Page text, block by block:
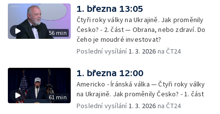
56 min
1. března 13:05
Čtyři roky války na Ukrajině. Jak proměnily
Česko? - 2. část — Obrana, nebo zdraví. Do
čeho je moudré investovat?
Poslední vysílání 1. 3. 2026 na ČT24
61 min
1. března 12:00
Americko - Íránská válka — Čtyři roky války
na Ukrajině. Jak proměnily Česko? - 1. část
Poslední vysílání 1. 3. 2026 na ČT24